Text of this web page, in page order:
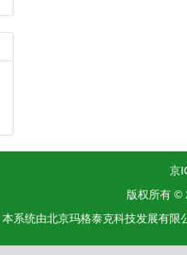
京
版权所有 ©
本系统由北京玛格泰克科技发展有